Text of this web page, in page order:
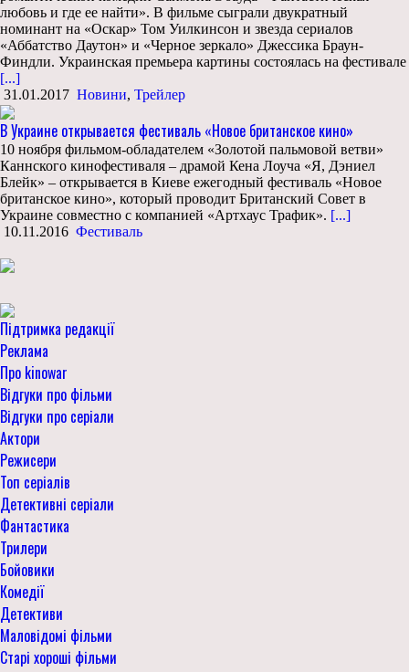
любовь и где ее найти». В фильме сыграли двукратный
номинант на «Оскар» Том Уилкинсон и звезда сериалов
«Аббатство Даутон» и «Черное зеркало» Джессика Браун-
Финдли. Украинская премьера картины состоялась на фестивале
[...]
31.01.2017 Новини, Трейлер
В Украине открывается фестиваль «Новое британское кино»
10 ноября фильмом-обладателем «Золотой пальмовой ветви»
Каннского кинофестиваля – драмой Кена Лоуча «Я, Дэниел
Блейк» – открывается в Киеве ежегодный фестиваль «Новое
британское кино», который проводит Британский Совет в
Украине совместно с компанией «Артхаус Трафик». [...]
10.11.2016 Фестиваль
Підтримка редакції
Реклама
Про kinowar
Відгуки про фільми
Відгуки про серіали
Актори
Режисери
Топ серіалів
Детективні серіали
Фантастика
Трилери
Бойовики
Комедії
Детективи
Маловідомі фільми
Старі хороші фільми